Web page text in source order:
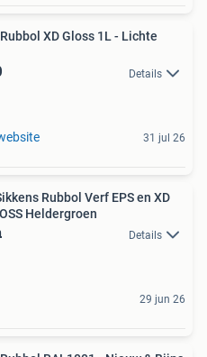
XD Gloss 1L - Lichte
Details
31 jul 26
Rubbol Verf EPS en XD
HGH GLOSS Heldergroen
Details
29 jun 26